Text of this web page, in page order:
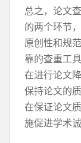
总之，论文
的两个环节
原创性和规
靠的查重工
在进行论文
保持论文的
在保证论文
施促进学术